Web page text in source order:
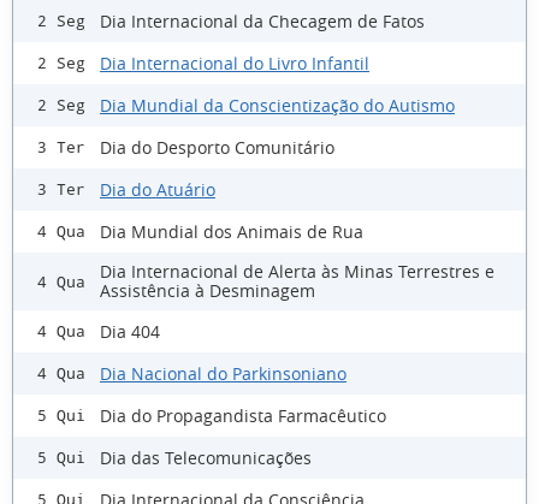
2 Seg Dia Internacional da Checagem de Fatos
2 Seg Dia Internacional do Livro Infantil
2 Seg Dia Mundial da Conscientização do Autismo
3 Ter Dia do Desporto Comunitário
3 Ter Dia do Atuário
4 Qua Dia Mundial dos Animais de Rua
4 Qua
Dia Internacional de Alerta às Minas Terrestres e
Assistência à Desminagem
4 Qua Dia 404
4 Qua Dia Nacional do Parkinsoniano
5 Qui Dia do Propagandista Farmacêutico
5 Qui Dia das Telecomunicações
5 Qui